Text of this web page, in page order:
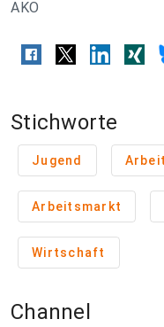
AKO
Stichworte
Jugend
Arbeitsmarkt
Wirtschaft
Channel